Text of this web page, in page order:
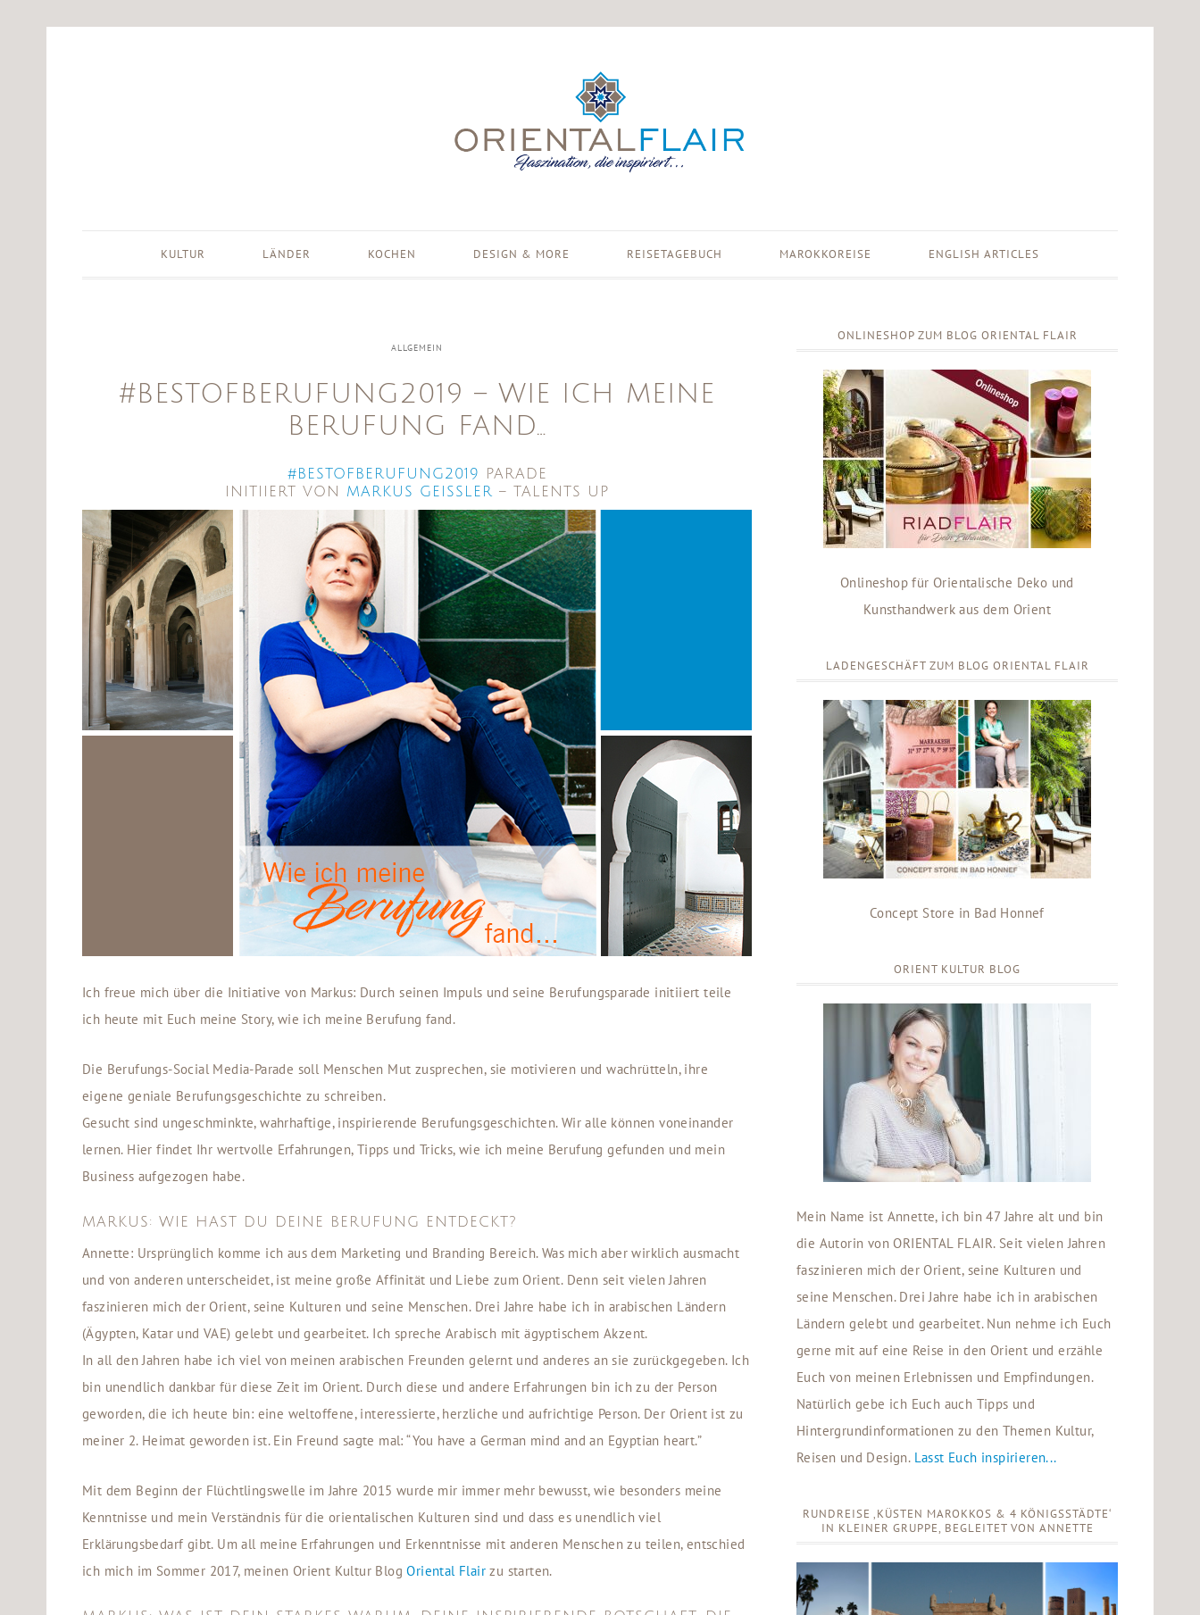
KULTUR LÄNDER KOCHEN DESIGN & MORE REISETAGEBUCH MAROKKOREISE ENGLISH ARTICLES
ALLGEMEIN
#BESTOFBERUFUNG2019 – WIE ICH MEINE
BERUFUNG FAND…
#BESTOFBERUFUNG2019 PARADE
INITIIERT VON MARKUS GEISSLER – TALENTS UP
Ich freue mich über die Initiative von Markus: Durch seinen Impuls und seine Berufungsparade initiiert teile
ich heute mit Euch meine Story, wie ich meine Berufung fand.
Die Berufungs-Social Media-Parade soll Menschen Mut zusprechen, sie motivieren und wachrütteln, ihre
eigene geniale Berufungsgeschichte zu schreiben.
Gesucht sind ungeschminkte, wahrhaftige, inspirierende Berufungsgeschichten. Wir alle können voneinander
lernen. Hier findet Ihr wertvolle Erfahrungen, Tipps und Tricks, wie ich meine Berufung gefunden und mein
Business aufgezogen habe.
MARKUS: WIE HAST DU DEINE BERUFUNG ENTDECKT?
Annette: Ursprünglich komme ich aus dem Marketing und Branding Bereich. Was mich aber wirklich ausmacht
und von anderen unterscheidet, ist meine große Affinität und Liebe zum Orient. Denn seit vielen Jahren
faszinieren mich der Orient, seine Kulturen und seine Menschen. Drei Jahre habe ich in arabischen Ländern
(Ägypten, Katar und VAE) gelebt und gearbeitet. Ich spreche Arabisch mit ägyptischem Akzent.
In all den Jahren habe ich viel von meinen arabischen Freunden gelernt und anderes an sie zurückgegeben. Ich
bin unendlich dankbar für diese Zeit im Orient. Durch diese und andere Erfahrungen bin ich zu der Person
geworden, die ich heute bin: eine weltoffene, interessierte, herzliche und aufrichtige Person. Der Orient ist zu
meiner 2. Heimat geworden ist. Ein Freund sagte mal: “You have a German mind and an Egyptian heart.”
Mit dem Beginn der Flüchtlingswelle im Jahre 2015 wurde mir immer mehr bewusst, wie besonders meine
Kenntnisse und mein Verständnis für die orientalischen Kulturen sind und dass es unendlich viel
Erklärungsbedarf gibt. Um all meine Erfahrungen und Erkenntnisse mit anderen Menschen zu teilen, entschied
ich mich im Sommer 2017, meinen Orient Kultur BlogOriental Flair zu starten.
ONLINESHOP ZUM BLOG ORIENTAL FLAIR
Onlineshop für Orientalische Deko und
Kunsthandwerk aus dem Orient
LADENGESCHÄFT ZUM BLOG ORIENTAL FLAIR
Concept Store in Bad Honnef
ORIENT KULTUR BLOG
Mein Name ist Annette, ich bin 47 Jahre alt und bin
die Autorin von ORIENTAL FLAIR. Seit vielen Jahren
faszinieren mich der Orient, seine Kulturen und
seine Menschen. Drei Jahre habe ich in arabischen
Ländern gelebt und gearbeitet. Nun nehme ich Euch
gerne mit auf eine Reise in den Orient und erzähle
Euch von meinen Erlebnissen und Empfindungen.
Natürlich gebe ich Euch auch Tipps und
Hintergrundinformationen zu den Themen Kultur,
Reisen und Design. Lasst Euch inspirieren...
RUNDREISE ‚KÜSTEN MAROKKOS & 4 KÖNIGSSTÄDTE‘
IN KLEINER GRUPPE, BEGLEITET VON ANNETTE